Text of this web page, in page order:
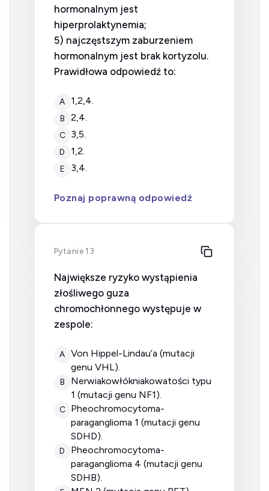
hormonalnym jest
hiperprolaktynemia;
5) najczęstszym zaburzeniem
hormonalnym jest brak kortyzolu.
Prawidłowa odpowiedź to:
A 1,2,4.
B 2,4.
C 3,5.
D 1,2.
E 3,4.
Poznaj poprawną odpowiedź
Pytanie 13
Największe ryzyko wystąpienia
złośliwego guza
chromochłonnego występuje w
zespole:
A
von Hippel-Lindau’a (mutacji
genu VHL).
B
nerwiakowłókniakowatości typu
1 (mutacji genu NF1).
C
Pheochromocytoma-
paraganglioma 1 (mutacji genu
SDHD).
D
Pheochromocytoma-
paraganglioma 4 (mutacji genu
SDHB).